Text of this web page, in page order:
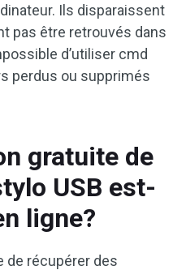
Ils disparaissent
pas être retrouvés dans
d’utiliser cmd
perdus ou supprimés
gratuite de
USB est-
ligne?
de récupérer des